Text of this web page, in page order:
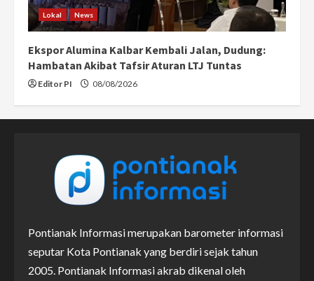
Lokal News
Ekspor Alumina Kalbar Kembali Jalan, Dudung:
Hambatan Akibat Tafsir Aturan LTJ Tuntas
Editor PI 08/08/2026
Pontianak Informasi merupakan barometer informasi
seputar Kota Pontianak yang berdiri sejak tahun
2005. Pontianak Informasi akrab dikenal oleh